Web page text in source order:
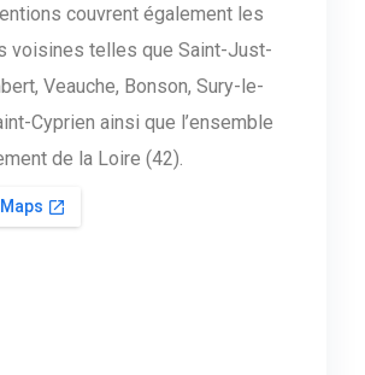
couvrent également les
voisines telles que Saint-Just-
Veauche, Bonson, Sury-le-
Cyprien ainsi que l’ensemble
de la Loire (42).